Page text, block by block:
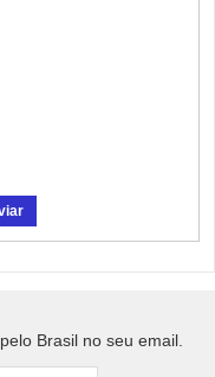
Brasil no seu email.